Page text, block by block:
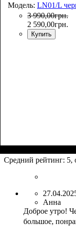
Модель: LN01/L
3 990,00грн.
2 590,00грн.
Купить
79х47х30+5
Средний рейтинг: 5,
Анна
Доброе утро!
большое,